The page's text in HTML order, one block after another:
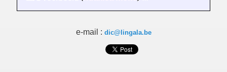
e-mail : dic@lingala.be